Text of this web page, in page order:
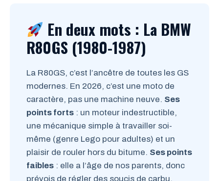
En deux mots : La BMW
R80GS (1980-1987)
La R80GS, c’est l’ancêtre de toutes les GS
modernes. En 2026, c’est une moto de
caractère, pas une machine neuve. Ses
points forts : un moteur indestructible,
une mécanique simple à travailler soi-
même (genre Lego pour adultes) et un
plaisir de rouler hors du bitume. Ses points
faibles : elle a l’âge de nos parents, donc
prévois de régler des soucis de carbu,